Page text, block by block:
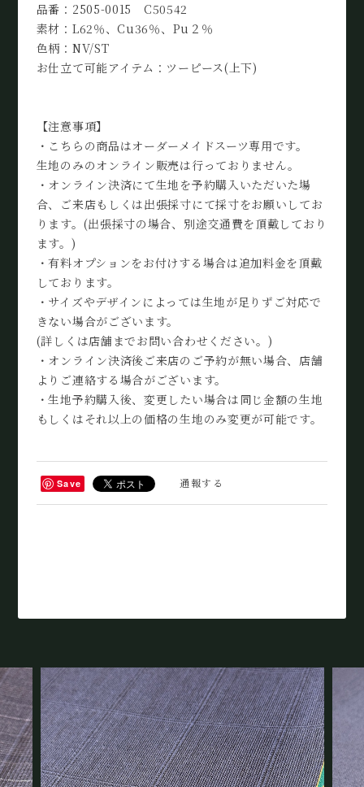
品番：2505-0015 C50542
素材：L62％、Cu36％、Pu２％
色柄：NV/ST
お仕立て可能アイテム：ツーピース(上下)
【注意事項】
・こちらの商品はオーダーメイドスーツ専用です。
生地のみのオンライン販売は行っておりません。
・オンライン決済にて生地を予約購入いただいた場
合、ご来店もしくは出張採寸にて採寸をお願いしてお
ります。(出張採寸の場合、別途交通費を頂戴しており
ます。)
・有料オプションをお付けする場合は追加料金を頂戴
しております。
・サイズやデザインによっては生地が足りずご対応で
きない場合がございます。
(詳しくは店舗までお問い合わせください。)
・オンライン決済後ご来店のご予約が無い場合、店舗
よりご連絡する場合がございます。
・生地予約購入後、変更したい場合は同じ金額の生地
もしくはそれ以上の価格の生地のみ変更が可能です。
Save 通報する